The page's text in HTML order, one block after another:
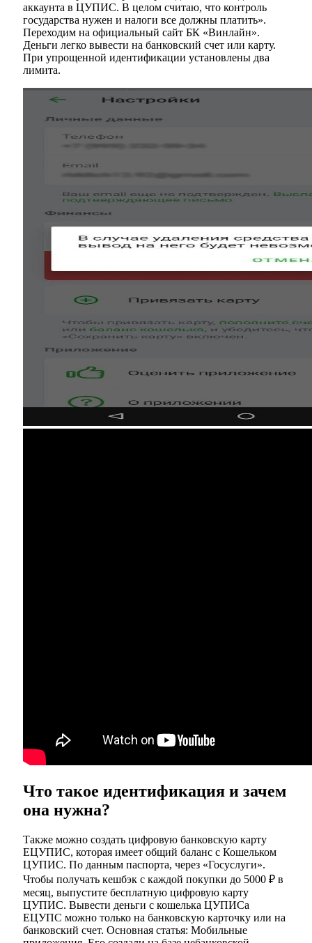
аккаунта в ЦУПИС. В целом считаю, что контроль
государства нужен и налоги все должны платить».
Переходим на официальный сайт БК «Винлайн».
Деньги легко вывести на банковский счет или карту.
При упрощенной идентификации установлены два
лимита.
Что такое идентификация и зачем
она нужна?
Также можно создать цифровую банковскую карту
ЕЦУПИС, которая имеет общий баланс с Кошельком
ЦУПИС. По данным паспорта, через «Госуслуги».
Чтобы получать кешбэк с каждой покупки до 5000 ₽ в
месяц, выпустите бесплатную цифровую карту
ЦУПИС. Вывести деньги с кошелька ЦУПИСа
ЕЦУПС можно только на банковскую карточку или на
банковский счет. Основная статья: Мобильные